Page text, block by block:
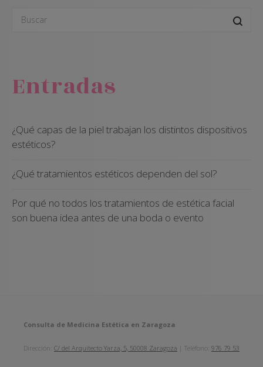
Entradas
¿Qué capas de la piel trabajan los distintos dispositivos
estéticos?
¿Qué tratamientos estéticos dependen del sol?
Por qué no todos los tratamientos de estética facial
son buena idea antes de una boda o evento
Consulta de Medicina Estética en Zaragoza
Dirección: C/ del Arquitecto Yarza, 5, 50008 Zaragoza | Teléfono: 976 79 53